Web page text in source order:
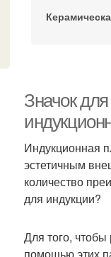
Значок
Индукционная
эстетичным
количество
для индукции?
Для того,